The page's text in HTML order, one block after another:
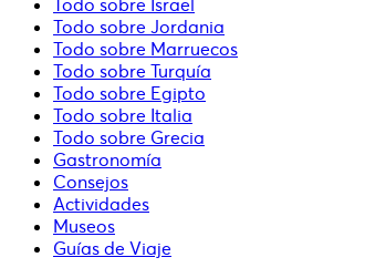
Todo sobre Israel
Todo sobre Jordania
Todo sobre Marruecos
Todo sobre Turquía
Todo sobre Egipto
Todo sobre Italia
Todo sobre Grecia
Gastronomía
Consejos
Actividades
Museos
Guías de Viaje